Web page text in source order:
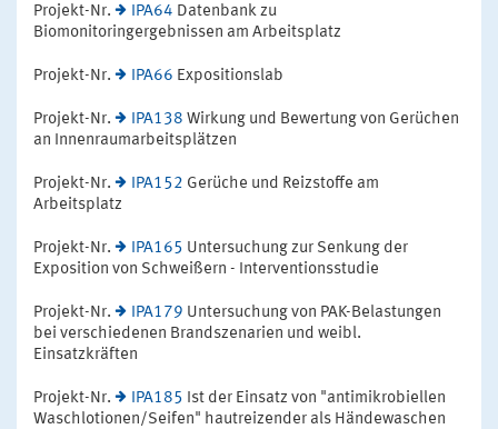
Projekt-Nr. IPA64 Datenbank zu
Biomonitoringergebnissen am Arbeitsplatz
Projekt-Nr. IPA66 Expositionslab
Projekt-Nr. IPA138 Wirkung und Bewertung von Gerüchen
an Innenraumarbeitsplätzen
Projekt-Nr. IPA152 Gerüche und Reizstoffe am
Arbeitsplatz
Projekt-Nr. IPA165 Untersuchung zur Senkung der
Exposition von Schweißern - Interventionsstudie
Projekt-Nr. IPA179 Untersuchung von PAK-Belastungen
bei verschiedenen Brandszenarien und weibl.
Einsatzkräften
Projekt-Nr. IPA185 Ist der Einsatz von "antimikrobiellen
Waschlotionen/Seifen" hautreizender als Händewaschen